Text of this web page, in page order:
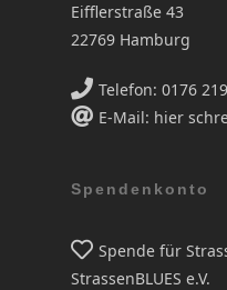
Eifflerstraße 43
22769 Hamburg
Telefon: 0176
E-Mail: hier
Spendenkonto
Spende für
StrassenBLUES e.V.